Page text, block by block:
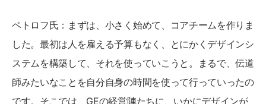
ペトロフ氏：まずは、小さく始めて、コアチームを作りま
した。最初は人を雇える予算もなく、とにかくデザインシ
ステムを構築して、それを使っていこうと。まるで、伝道
師みたいなことを自分自身の時間を使って行っていったの
です。そこでは、GEの経営陣たちに、いかにデザインが